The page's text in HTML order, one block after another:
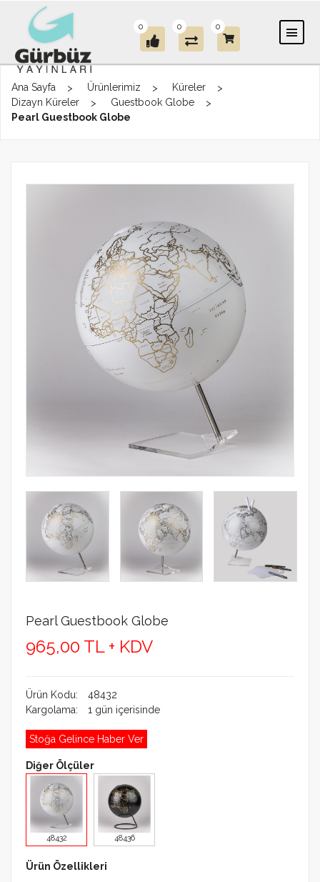
0 0 0
Ana Sayfa Ürünlerimiz
Küreler
Dizayn Küreler
Guestbook Globe
Pearl Guestbook Globe
Pearl Guestbook Globe
965,00 TL + KDV
Ürün Kodu:
48432
Kargolama:
1 gün içerisinde
Stoğa Gelince Haber Ver
Diğer Ölçüler
48432 48436
Ürün Özellikleri